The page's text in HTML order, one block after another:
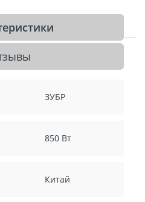
ЗУБР
850 Вт
Китай